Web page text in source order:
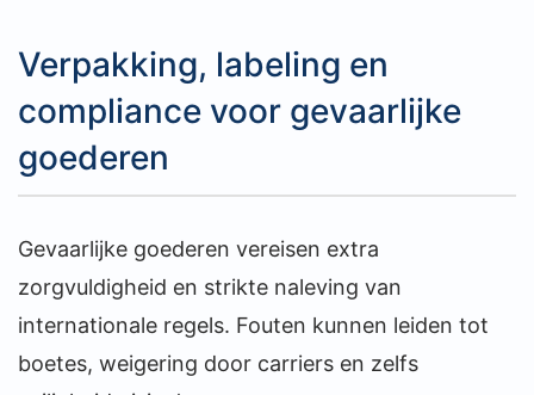
Verpakking, labeling en
compliance voor gevaarlijke
goederen
Gevaarlijke goederen vereisen extra
zorgvuldigheid en strikte naleving van
internationale regels. Fouten kunnen leiden tot
boetes, weigering door carriers en zelfs